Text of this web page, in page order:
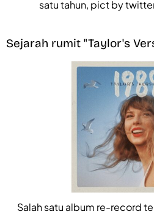
satu tahun, pict by
Sejarah rumit "Taylor's
Salah satu album re-record